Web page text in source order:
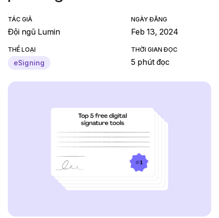
TÁC GIẢ
Đội ngũ Lumin
NGÀY ĐĂNG
Feb 13, 2024
THỂ LOẠI
eSigning
THỜI GIAN ĐỌC
5 phút đọc